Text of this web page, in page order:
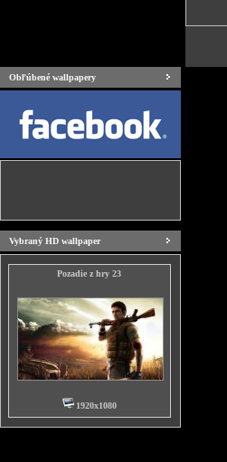
Obľúbené wallpapery
Vybraný HD wallpaper
Pozadie z hry 23
1920x1080